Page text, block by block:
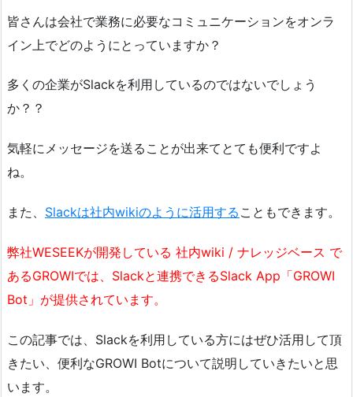
皆さんは会社で業務に必要なコミュニケーションをオンラ
イン上でどのようにとっていますか？
多くの企業がSlackを利用しているのではないでしょう
か？？
気軽にメッセージを送ることが出来てとても便利ですよ
ね。
また、 Slackは社内wikiのように活用する こともできます。
弊社WESEEKが開発している 社内wiki / ナレッジベース で
あるGROWIでは、Slackと連携できるSlack App「GROWI
Bot」が提供されています。
この記事では、Slackを利用している方にはぜひ活用して頂
きたい、便利なGROWI Botについて説明していきたいと思
います。